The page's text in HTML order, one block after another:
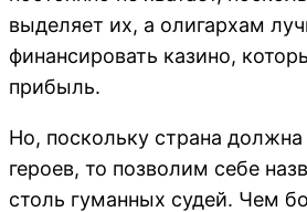
выделяет их, а олигархам
финансировать казино,
прибыль.
Но, поскольку страна должна
героев, то позволим себе
столь гуманных судей. Чем